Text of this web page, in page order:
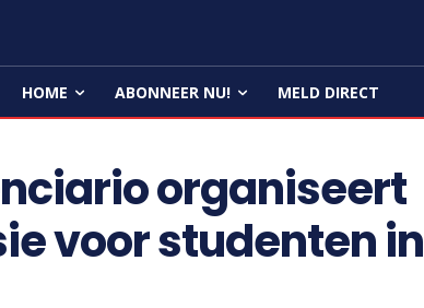
HOME ABONNEER NU! MELD DIRECT
organiseert
voor studenten in